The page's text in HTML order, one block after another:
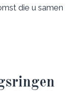
die u samen